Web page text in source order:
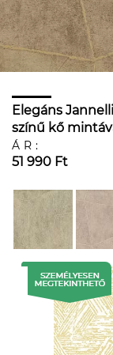
Elegáns
színű kő
ÁR:
51 990 Ft